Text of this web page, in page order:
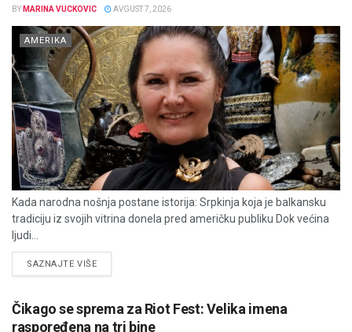
BY MARINA VUCKOVIC AVGUST 7, 2026
AMERIKA
Kada narodna nošnja postane istorija: Srpkinja koja je balkansku
tradiciju iz svojih vitrina donela pred američku publiku Dok većina
ljudi...
SAZNAJTE VIŠEDETAILS
Čikago se sprema za Riot Fest: Velika imena
raspoređena na tri bine